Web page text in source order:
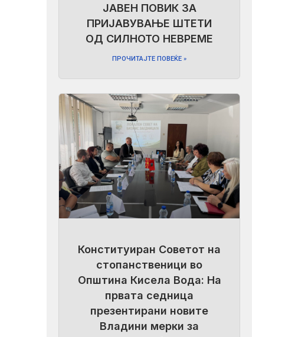
ЈАВЕН ПОВИК ЗА
ПРИЈАВУВАЊЕ ШТЕТИ
ОД СИЛНОТО НЕВРЕМЕ
ПРОЧИТАЈТЕ ПОВЕЌЕ »
Конституиран Советот на
стопанственици во
Општина Кисела Вода: На
првата седница
презентирани новите
Владини мерки за